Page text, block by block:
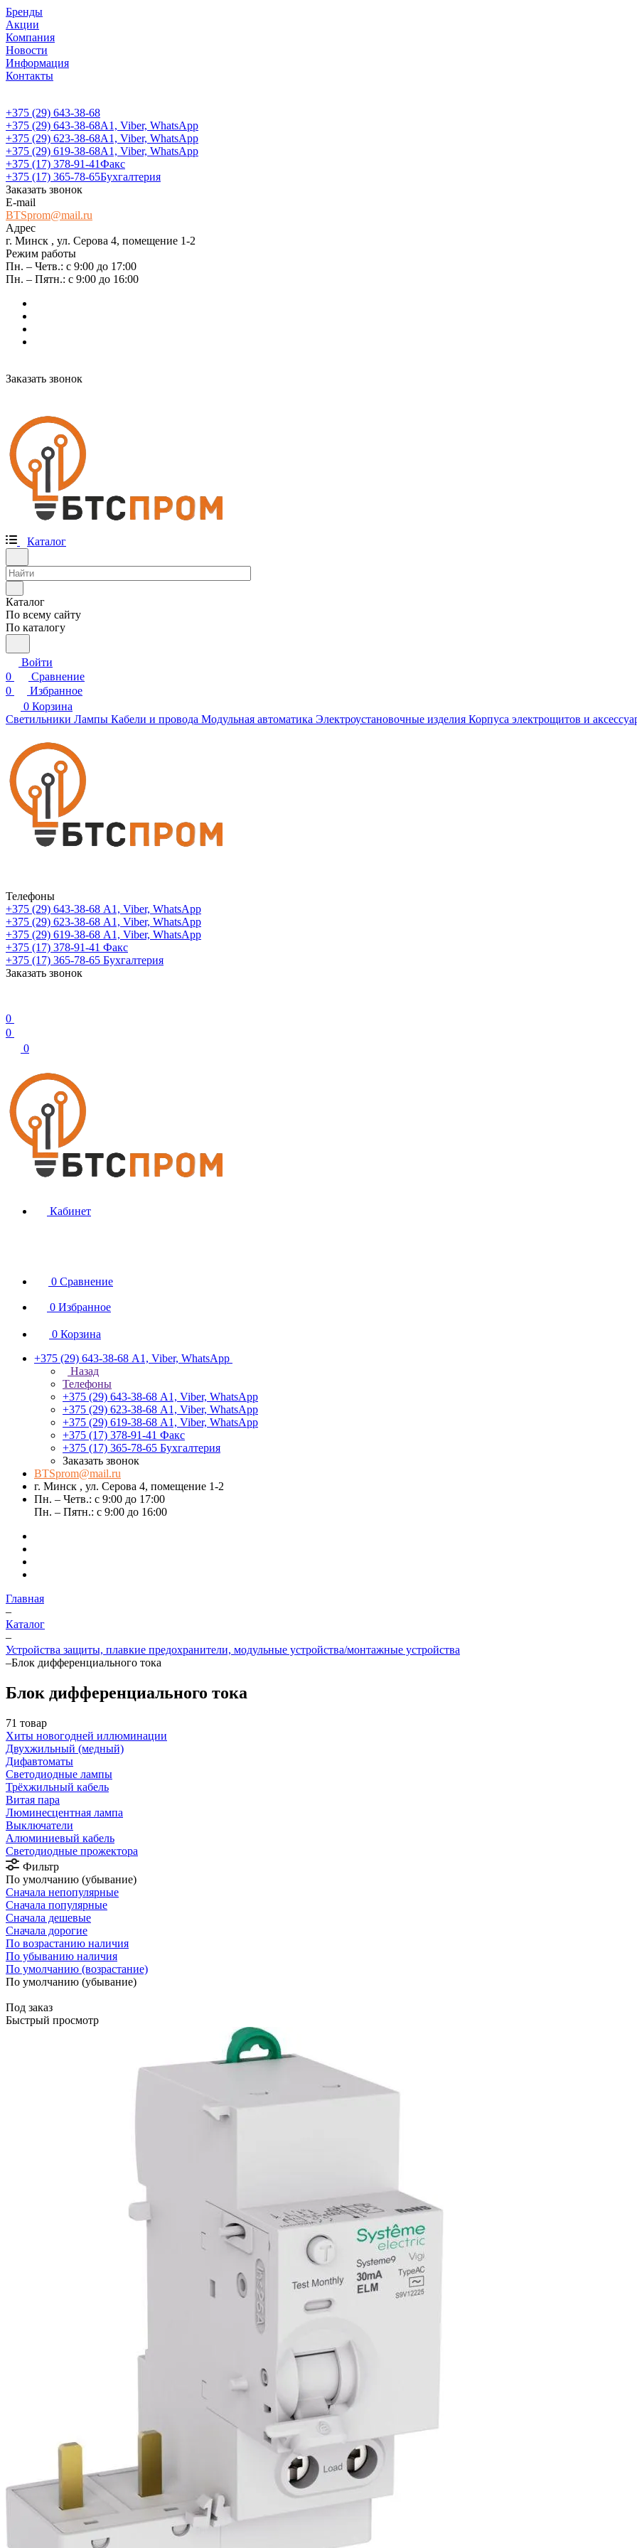
Бренды
Акции
Компания
Новости
Информация
Контакты
+375 (29) 643-38-68
+375 (29) 643-38-68А1, Viber, WhatsApp
+375 (29) 623-38-68А1, Viber, WhatsApp
+375 (29) 619-38-68А1, Viber, WhatsApp
+375 (17) 378-91-41Факс
+375 (17) 365-78-65Бухгалтерия
Заказать звонок
E-mail
BTSprom@mail.ru
Адрес
г. Минск , ул. Серова 4, помещение 1-2
Режим работы
Пн. – Четв.: с 9:00 до 17:00
Пн. – Пятн.: с 9:00 до 16:00
Заказать звонок
Каталог
Каталог
По всему сайту
По каталогу
Войти
0
Сравнение
0
Избранное
0 Корзина
Светильники Лампы Кабели и провода Модульная автоматика Электроустановочные изделия Корпуса электрощитов и
Телефоны
+375 (29) 643-38-68 А1, Viber, WhatsApp
+375 (29) 623-38-68 А1, Viber, WhatsApp
+375 (29) 619-38-68 А1, Viber, WhatsApp
+375 (17) 378-91-41 Факс
+375 (17) 365-78-65 Бухгалтерия
Заказать звонок
0
0
0
Кабинет
0 Сравнение
0 Избранное
0 Корзина
+375 (29) 643-38-68 А1, Viber, WhatsApp
Назад
Телефоны
+375 (29) 643-38-68 А1, Viber, WhatsApp
+375 (29) 623-38-68 А1, Viber, WhatsApp
+375 (29) 619-38-68 А1, Viber, WhatsApp
+375 (17) 378-91-41 Факс
+375 (17) 365-78-65 Бухгалтерия
Заказать звонок
BTSprom@mail.ru
г. Минск , ул. Серова 4, помещение 1-2
Пн. – Четв.: с 9:00 до 17:00
Пн. – Пятн.: с 9:00 до 16:00
Главная
–
Каталог
–
Устройства защиты, плавкие предохранители, модульные устройства/монтажные устройства
–Блок дифференциального тока
Блок дифференциального тока
71 товар
Хиты новогодней иллюминации
Двухжильный (медный)
Дифавтоматы
Светодиодные лампы
Трёхжильный кабель
Витая пара
Люминесцентная лампа
Выключатели
Алюминиевый кабель
Светодиодные прожектора
Фильтр
По умолчанию (убывание)
Сначала непопулярные
Сначала популярные
Сначала дешевые
Сначала дорогие
По возрастанию наличия
По убыванию наличия
По умолчанию (возрастание)
По умолчанию (убывание)
Под заказ
Быстрый просмотр